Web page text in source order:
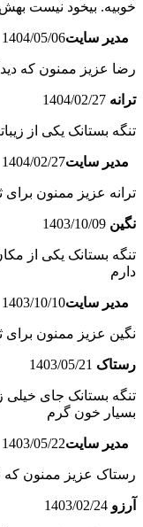
خوبیه. بیخود نیست
مدیر سایت1404/05/06
رضا عزیز ممنون که
ترانه 1404/02/27
تنگه بستانک یکی از
مدیر سایت1404/02/27
ترانه عزیز ممنون برای
نگین 1403/10/09
تنگه بستانک یکی از
دارم
مدیر سایت1403/10/10
نگین عزیز ممنون برای
رستاک 1403/05/21
تنگه بستانک جای خیلی
بسیار خون گرم
مدیر سایت1403/05/22
رستاک عزیز ممنون که
آرزو 1403/02/24